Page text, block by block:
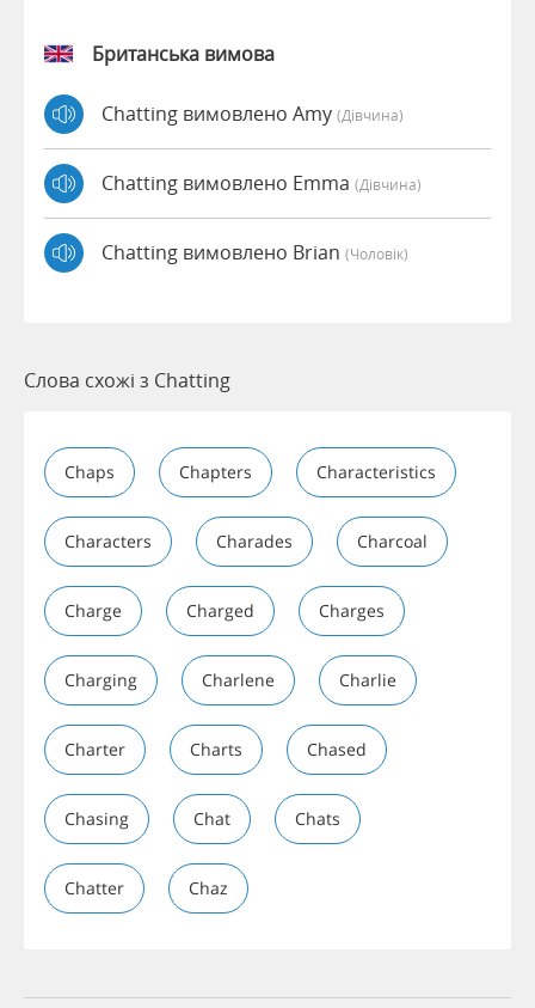
Британська вимова
Chatting вимовлено Amy (дівчина)
Chatting вимовлено Emma (дівчина)
Chatting вимовлено Brian (чоловік)
Слова схожі з Chatting
Chaps Chapters Characteristics
Characters Charades Charcoal
Charge Charged Charges
Charging Charlene Charlie
Charter Charts Chased
Chasing Chat Chats
Chatter Chaz